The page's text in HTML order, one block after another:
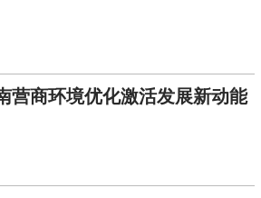
营商环境优化激活发展新动能